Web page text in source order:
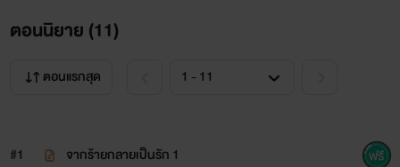
"ฮึก อ๊ะ อร๊างงง"
ตอนนิยาย (11)
ตอนแรกสุด
#1 จากร้ายกลายเป็นรัก 1